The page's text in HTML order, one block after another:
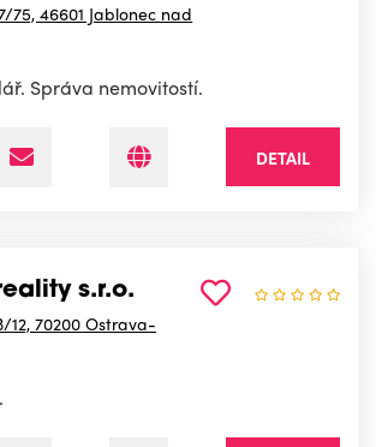
75, 46601 Jablonec nad
Správa nemovitostí.
DETAIL
s.r.o.
12, 70200 Ostrava-